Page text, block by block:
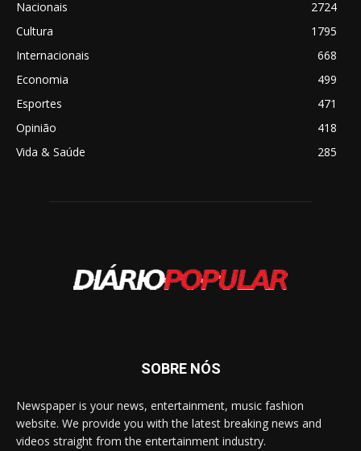
Nacionais
2724
Cultura
1795
Internacionais
668
Economia
499
Esportes
471
Opinião
418
Vida & Saúde
285
SOBRE NÓS
Newspaper is your news, entertainment, music fashion
website. We provide you with the latest breaking news and
videos straight from the entertainment industry.